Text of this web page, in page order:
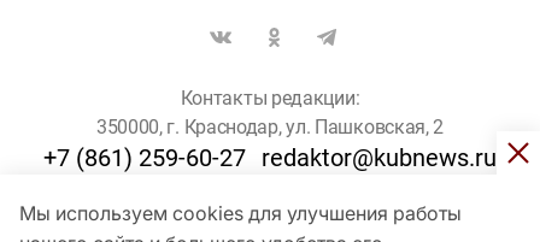
Мы используем cookies для улучшения работы
Контакты редакции:
350000, г. Краснодар, ул. Пашковская, 2
+7 (861) 259-60-27 redaktor@kubnews.ru
Для пользователей старше 16 лет